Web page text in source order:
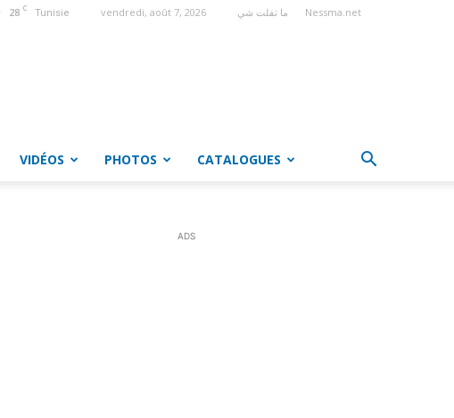
28 C Tunisie vendredi, août 7, 2026 ما تفلت شي Nessma.net
VIDÉOS PHOTOS CATALOGUES
ADS